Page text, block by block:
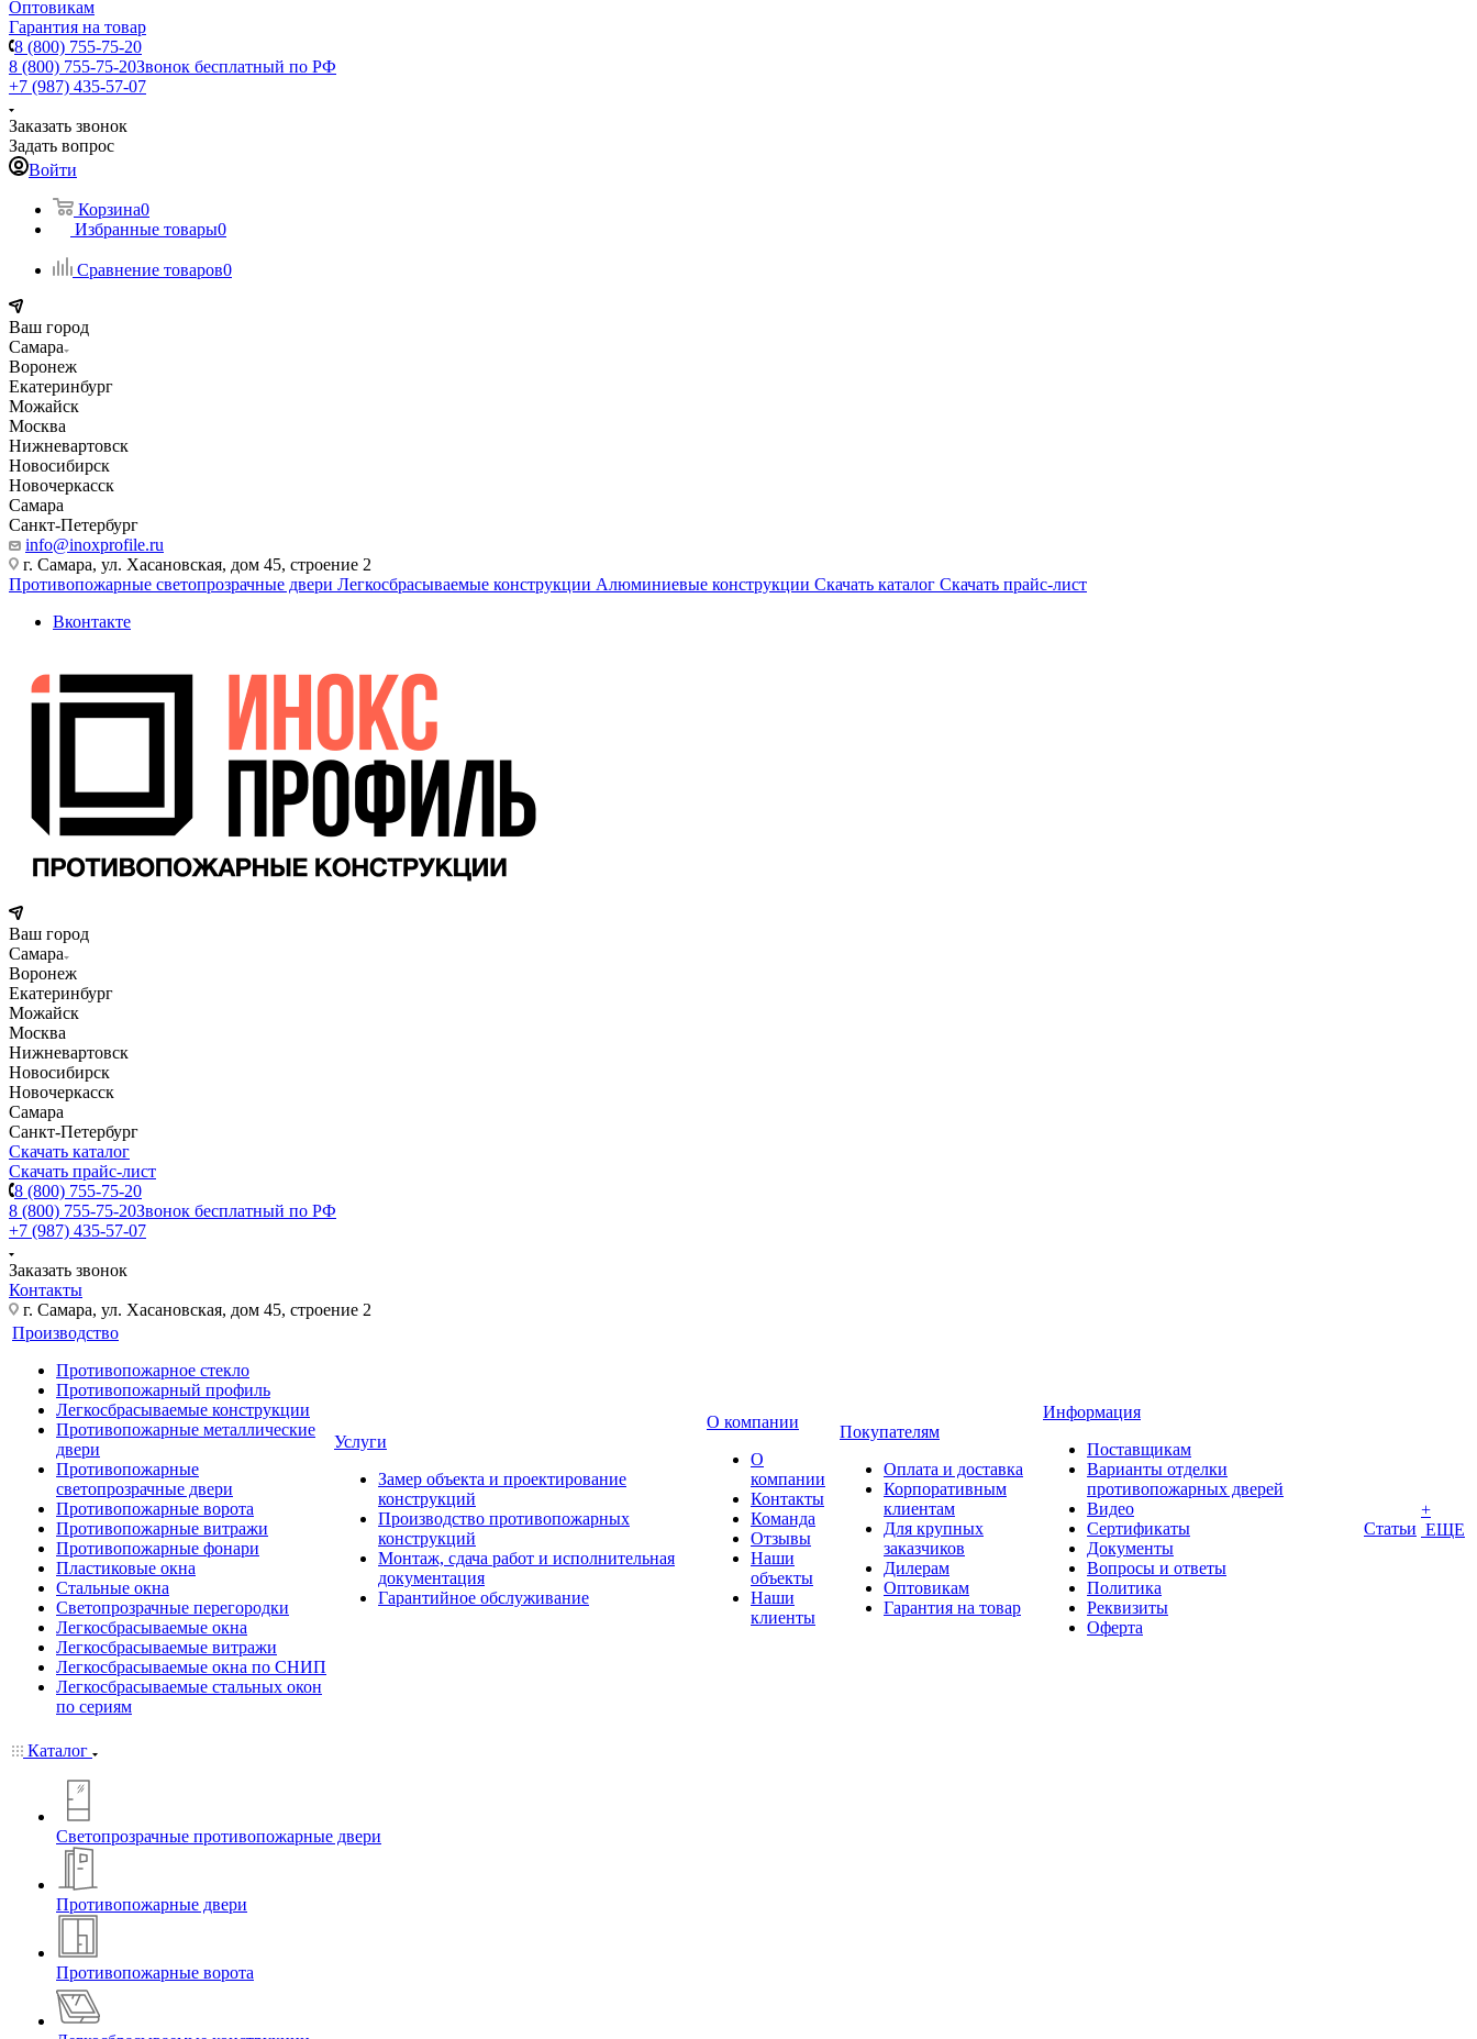
Оптовикам
Гарантия на товар
8 (800) 755-75-20
8 (800) 755-75-20Звонок бесплатный по РФ
+7 (987) 435-57-07
Заказать звонок
Задать вопрос
Войти
Корзина0
Избранные товары0
Сравнение товаров0
Ваш город
Самара
Воронеж
Екатеринбург
Можайск
Москва
Нижневартовск
Новосибирск
Новочеркасск
Самара
Санкт-Петербург
info@inoxprofile.ru
г. Самара, ул. Хасановская, дом 45, строение 2
Противопожарные светопрозрачные двери Легкосбрасываемые конструкции Алюминиевые конструкции Скачать каталог Скачать прайс-лист
Вконтакте
Ваш город
Самара
Воронеж
Екатеринбург
Можайск
Москва
Нижневартовск
Новосибирск
Новочеркасск
Самара
Санкт-Петербург
Скачать каталог
Скачать прайс-лист
8 (800) 755-75-20
8 (800) 755-75-20Звонок бесплатный по РФ
+7 (987) 435-57-07
Заказать звонок
Контакты
г. Самара, ул. Хасановская, дом 45, строение 2
Производство
Противопожарное стекло
Противопожарный профиль
Легкосбрасываемые конструкции
Противопожарные металлические
двери
Противопожарные
светопрозрачные двери
Противопожарные ворота
Противопожарные витражи
Противопожарные фонари
Пластиковые окна
Стальные окна
Светопрозрачные перегородки
Легкосбрасываемые окна
Легкосбрасываемые витражи
Легкосбрасываемые окна по СНИП
Легкосбрасываемые стальных окон
по сериям
Услуги
Замер объекта и проектирование
конструкций
Производство противопожарных
конструкций
Монтаж, сдача работ и исполнительная
документация
Гарантийное обслуживание
О компании
О
компании
Контакты
Команда
Отзывы
Наши
объекты
Наши
клиенты
Покупателям
Оплата и доставка
Корпоративным
клиентам
Для крупных
заказчиков
Дилерам
Оптовикам
Гарантия на товар
Информация
Поставщикам
Варианты отделки
противопожарных дверей
Видео
Сертификаты
Документы
Вопросы и ответы
Политика
Реквизиты
Оферта
Статьи
+
ЕЩЕ
Каталог
Светопрозрачные противопожарные двери
Противопожарные двери
Противопожарные ворота